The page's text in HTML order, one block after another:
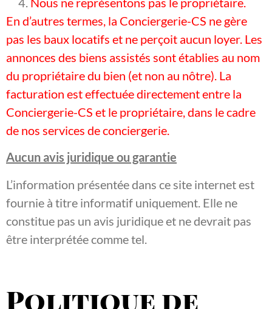
En d’autres termes, la Conciergerie-CS ne gère
pas les baux locatifs et ne perçoit aucun loyer. Les
annonces des biens assistés sont établies au nom
du propriétaire du bien (et non au nôtre). La
facturation est effectuée directement entre la
Conciergerie-CS et le propriétaire, dans le cadre
de nos services de conciergerie.
Aucun avis juridique ou garantie
L’information présentée dans ce site internet est
fournie à titre informatif uniquement. Elle ne
constitue pas un avis juridique et ne devrait pas
être interprétée comme tel.
Politique de